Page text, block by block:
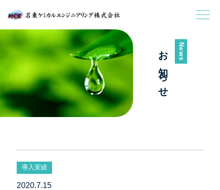
News
お知らせ
導入実績
2020.7.15